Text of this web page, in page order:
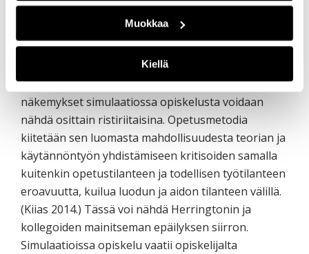
Muokkaa
Kiellä
luomastaan mahdollisuudesta harjaannuttaa
kädentaitoja. Taitoja voidaan simulaatiotilanteissa
harjoitella ilman, että joudutaan aiheuttamaan
riskejä tai haittoja oikeille potilaille. Toisaalta jotkin
näkemykset simulaatiossa opiskelusta voidaan
nähdä osittain ristiriitaisina. Opetusmetodia
kiitetään sen luomasta mahdollisuudesta teorian ja
käytännöntyön yhdistämiseen kritisoiden samalla
kuitenkin opetustilanteen ja todellisen työtilanteen
eroavuutta, kuilua luodun ja aidon tilanteen välillä.
(Kiias 2014.) Tässä voi nähdä Herringtonin ja
kollegoiden mainitseman epäilyksen siirron.
Simulaatioissa opiskelu vaatii opiskelijalta